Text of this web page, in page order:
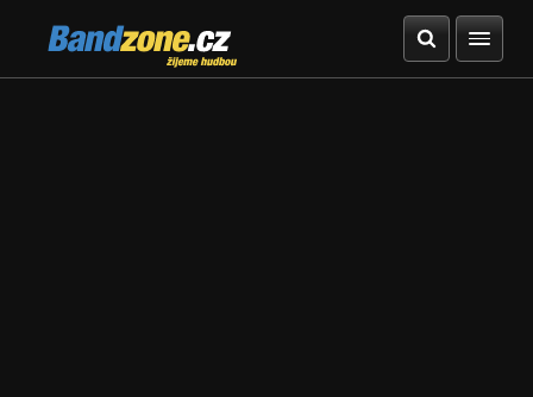
Bandzone.cz
žijeme hudbou